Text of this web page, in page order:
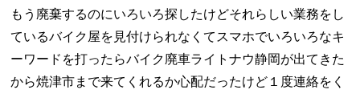
もう廃棄するのにいろいろ探したけどそれらしい業務をし
ているバイク屋を見付けられなくてスマホでいろいろなキ
ーワードを打ったらバイク廃車ライトナウ静岡が出てきた
から焼津市まで来てくれるか心配だったけど１度連絡をく